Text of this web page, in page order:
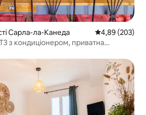
Сарла-ла-Канеда Середня
4,89 (203)
з кондиціонером, приватна